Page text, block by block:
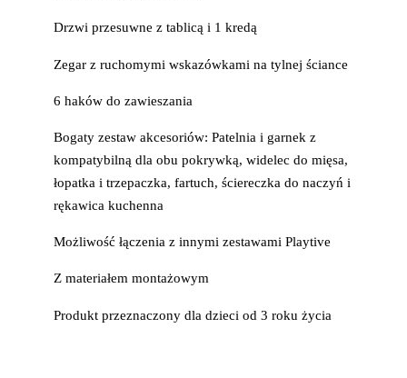
Drzwi przesuwne z tablicą i 1 kredą
Zegar z ruchomymi wskazówkami na tylnej ściance
6 haków do zawieszania
Bogaty zestaw akcesoriów: Patelnia i garnek z
kompatybilną dla obu pokrywką, widelec do mięsa,
łopatka i trzepaczka, fartuch, ściereczka do naczyń i
rękawica kuchenna
Możliwość łączenia z innymi zestawami Playtive
Z materiałem montażowym
Produkt przeznaczony dla dzieci od 3 roku życia